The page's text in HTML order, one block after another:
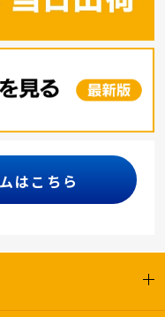
はこちら